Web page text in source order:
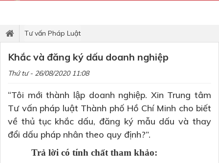
Tư vấn Pháp Luật
Khắc và đăng ký dấu doanh nghiệp
Thứ tư - 26/08/2020 11:08
“Tôi mới thành lập doanh nghiệp. Xin Trung tâm
Tư vấn pháp luật Thành phố Hồ Chí Minh cho biết
về thủ tục khắc dấu, đăng ký mẫu dấu và thay
đổi dấu pháp nhân theo quy định?”.
Trả lời có tính chất tham khảo: